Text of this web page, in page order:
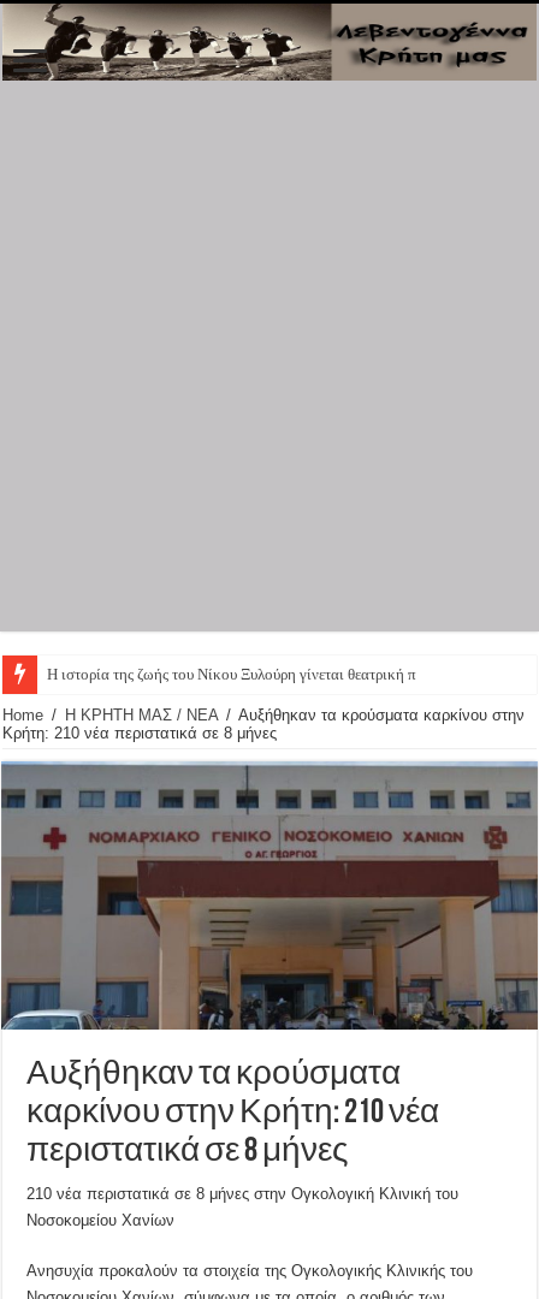
Η ιστορία της ζωής του Νίκου Ξυλούρη γίνεται θεατρική παρ
Home / Η ΚΡΗΤΗ ΜΑΣ / ΝΕΑ / Αυξήθηκαν τα κρούσματα καρκίνου στην
Κρήτη: 210 νέα περιστατικά σε 8 μήνες
Αυξήθηκαν τα κρούσματα
καρκίνου στην Κρήτη: 210 νέα
περιστατικά σε 8 μήνες
210 νέα περιστατικά σε 8 μήνες στην Ογκολογική Κλινική του
Νοσοκομείου Χανίων
Ανησυχία προκαλούν τα στοιχεία της Ογκολογικής Κλινικής του